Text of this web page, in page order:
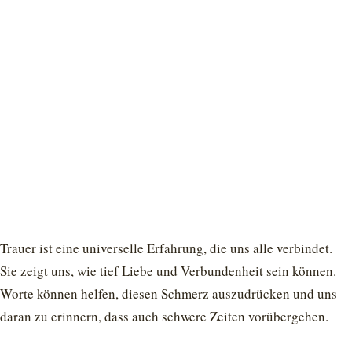
Trauer ist eine universelle Erfahrung, die uns alle verbindet.
Sie zeigt uns, wie tief Liebe und Verbundenheit sein können.
Worte können helfen, diesen Schmerz auszudrücken und uns
daran zu erinnern, dass auch schwere Zeiten vorübergehen.